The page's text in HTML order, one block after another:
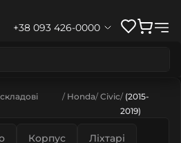
+38 093 426-0000
Honda Civic (2015-
2019)
Корпус Ліхтарі